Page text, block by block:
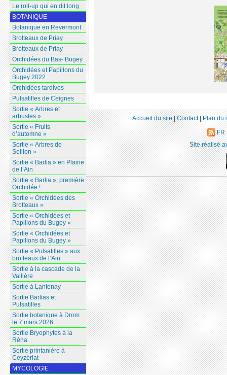
Le roll-up qui en dit long
BOTANIQUE
Botanique en Revermont
Brotteaux de Priay
Brotteaux de Priay
Orchidées du Bas- Bugey
Orchidées et Papillons du
Bugey 2022
Orchidées tardives
Pulsatilles de Ceignes
Sortie « Arbres et
arbustes »
Sortie « Fruits
d’automne »
Sortie « Arbres de
Seillon »
Sortie « Barlia » en Plaine
de l’Ain
Sortie « Barlia », première
Orchidée !
Sortie « Orchidées des
Brotteaux »
Sortie « Orchidées et
Papillons du Bugey »
Sortie « Orchidées et
Papillons du Bugey »
Sortie « Pulsatilles » aux
brotteaux de l’Ain
Sortie à la cascade de la
Vallière
Sortie à Lantenay
Sortie Barlias et
Pulsatilles
Sortie botanique à Drom
le 7 mars 2026
Sortie Bryophytes à la
Réna
Sortie printanière à
Ceyzériat
MYCOLOGIE
Accueil du site|Contact|Plan du
FR
Site réalisé